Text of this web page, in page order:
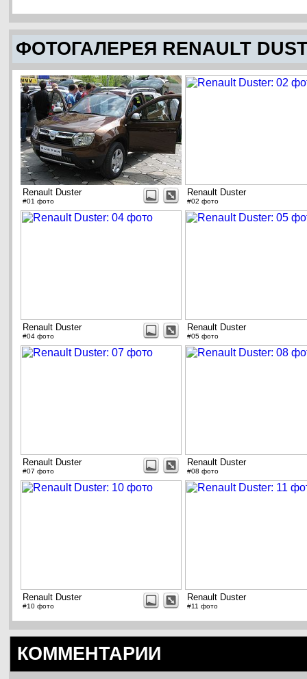
ФОТОГАЛЕРЕЯ RENAULT
Renault Duster
#01 фото
Renault Duster
#02 фото
Renault Duster
#04 фото
Renault Duster
#05 фото
Renault Duster
#07 фото
Renault Duster
#08 фото
Renault Duster
#10 фото
Renault Duster
#11 фото
КОММЕНТАРИИ